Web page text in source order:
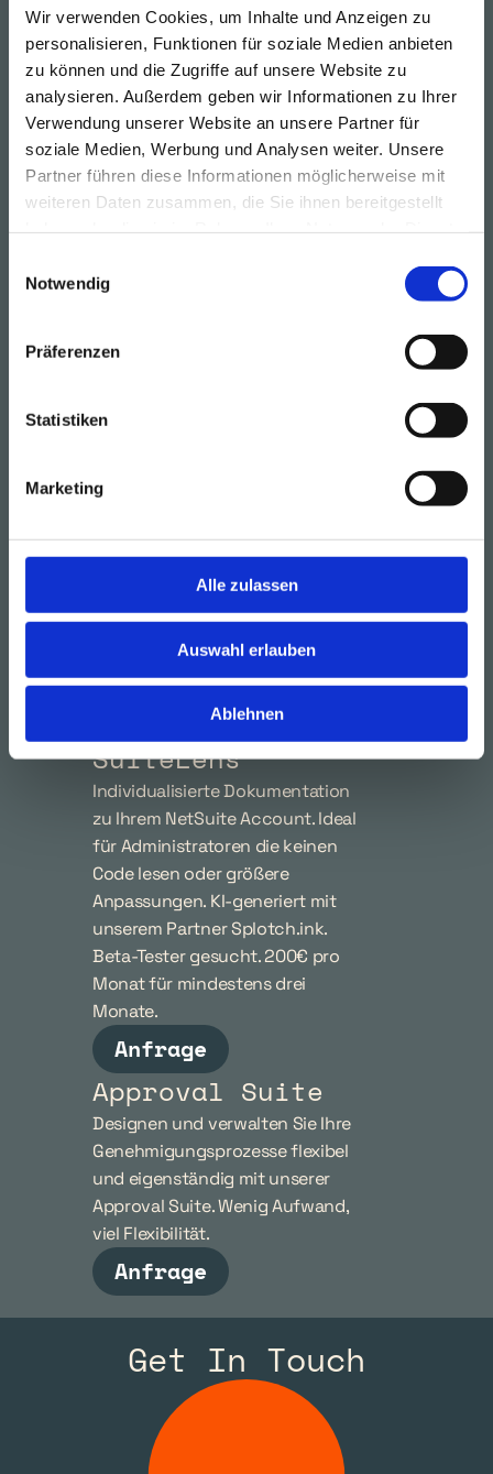
Wir verwenden Cookies, um Inhalte und Anzeigen zu
personalisieren, Funktionen für soziale Medien anbieten
zu können und die Zugriffe auf unsere Website zu
analysieren. Außerdem geben wir Informationen zu Ihrer
Verwendung unserer Website an unsere Partner für
soziale Medien, Werbung und Analysen weiter. Unsere
Partner führen diese Informationen möglicherweise mit
weiteren Daten zusammen, die Sie ihnen bereitgestellt
Notwendig
Präferenzen
Statistiken
Marketing
Alle zulassen
Auswahl erlauben
Ablehnen
großen Datenmengen.
Anfrage
DATEV Bridge für
NetSuite
Exportieren Sie DATEV-konforme
Buchhaltungsdaten direkt aus
NetSuite – automatisch, fehlerfrei
Schritte.
E-Invoicing
Die europaweite E-
NetSuite. In Partnerschaft mit
bieten wir eine rechtskonforme,
alle gängigen europäischen
Formate. Weniger Compliance-
Risiko, maximale
Prozesssicherheit.
SuiteLens
Individualisierte Dokumentation
zu Ihrem NetSuite Account. Ideal
für Administratoren die keinen
Code lesen oder größere
Anpassungen. KI-generiert mit
unserem Partner Splotch.ink.
Beta-Tester gesucht. 200€ pro
Monat für mindestens drei
Monate.
Anfrage
Approval Suite
Designen und verwalten Sie Ihre
Genehmigungsprozesse flexibel
und eigenständig mit unserer
Approval Suite. Wenig Aufwand,
viel Flexibilität.
Anfrage
Get In Touch